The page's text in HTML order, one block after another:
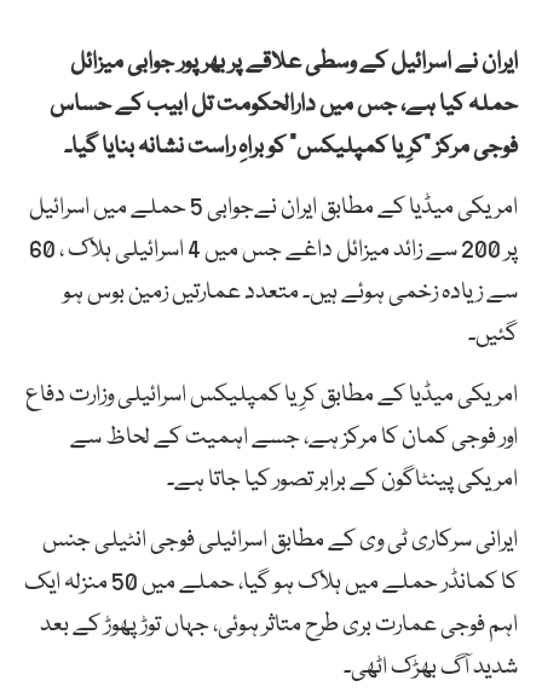
ایران نے اسرائیل کے وسطی علاقے پر بھرپور جوابی میزائل
حملہ کیا ہے، جس میں دارالحکومت تل ابیب کے حساس
فوجی مرکز “کرِیا کمپلیکس” کو براہِ راست نشانہ بنایا گیا۔
امریکی میڈیا کے مطابق ایران نےجوابی 5 حملے میں اسرائیل
پر 200 سے زائد میزائل داغے جس میں 4 اسرائیلی ہلاک ، 60
سے زیادہ زخمی ہوئے ہیں۔ متعدد عمارتیں زمین بوس ہو
گئیں۔
امریکی میڈیا کے مطابق کرِیا کمپلیکس اسرائیلی وزارت دفاع
اور فوجی کمان کا مرکز ہے، جسے اہمیت کے لحاظ سے
امریکی پینٹاگون کے برابر تصور کیا جاتا ہے۔
ایرانی سرکاری ٹی وی کے مطابق اسرائیلی فوجی انٹیلی جنس
کا کمانڈر حملے میں ہلاک ہو گیا، حملے میں 50 منزلہ ایک
اہم فوجی عمارت بری طرح متاثر ہوئی، جہاں توڑ پھوڑ کے بعد
شدید آگ بھڑک اٹھی۔